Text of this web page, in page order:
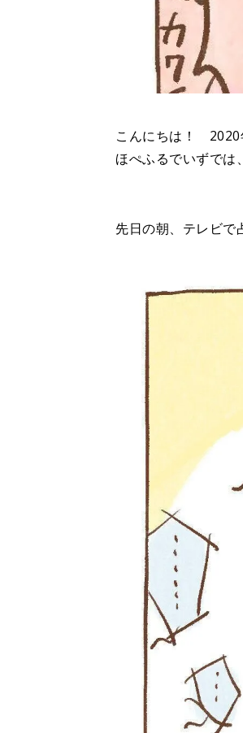
こんにちは！ 2020
ほぺふるでいずでは
先日の朝、テレビで